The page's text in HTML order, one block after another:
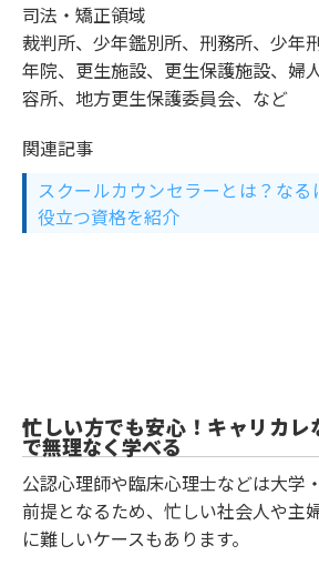
司法・矯正領域
裁判所、少年鑑別所、刑務所、少年
年院、更生施設、更生保護施設、婦
容所、地方更生保護委員会、など
関連記事
スクールカウンセラーとは？なる
役立つ資格を紹介
忙しい方でも安心！キャリカレ
で無理なく学べる
公認心理師や臨床心理士などは大学
前提となるため、忙しい社会人や主
に難しいケースもあります。